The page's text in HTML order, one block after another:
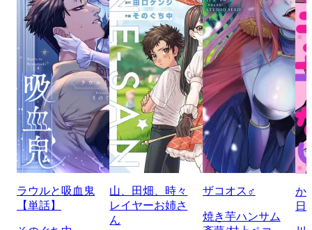
ラウルと吸血鬼
【単話】
山、田畑、時々
レイヤーお姉さ
ん
ザコオス♂
焼き芋ハンサム
か
日